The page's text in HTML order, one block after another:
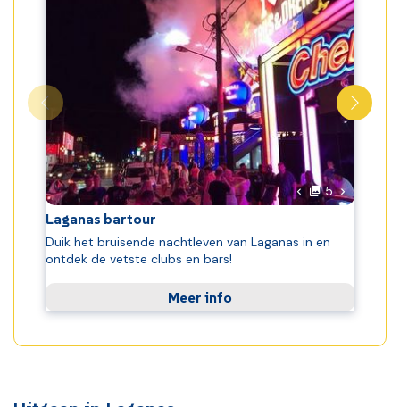
Vorige foto
5foto's
Volgende
Laganas bartour
Duik het bruisende nachtleven van Laganas in en
ontdek de vetste clubs en bars!
Meer info